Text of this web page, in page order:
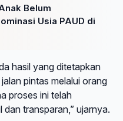
Belum
Usia PAUD di
hasil yang ditetapkan
pintas melalui orang
proses ini telah
transparan,” ujarnya.